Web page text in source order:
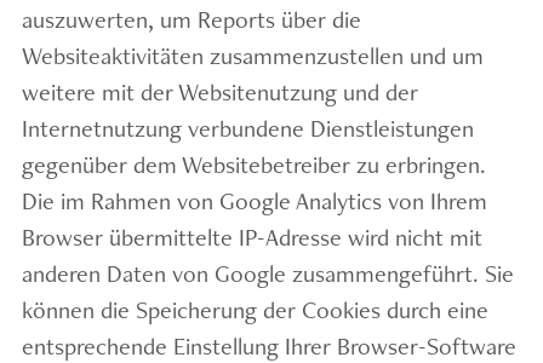
auszuwerten, um Reports über die
Websiteaktivitäten zusammenzustellen und um
weitere mit der Websitenutzung und der
Internetnutzung verbundene Dienstleistungen
gegenüber dem Websitebetreiber zu erbringen.
Die im Rahmen von Google Analytics von Ihrem
Browser übermittelte IP-Adresse wird nicht mit
anderen Daten von Google zusammengeführt. Sie
können die Speicherung der Cookies durch eine
entsprechende Einstellung Ihrer Browser-Software